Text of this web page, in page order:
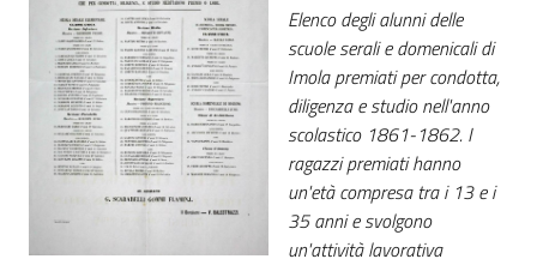
Elenco degli alunni delle
scuole serali e domenicali di
Imola premiati per condotta,
diligenza e studio nell'anno
scolastico 1861-1862. I
ragazzi premiati hanno
un'età compresa tra i 13 e i
35 anni e svolgono
un'attività lavorativa